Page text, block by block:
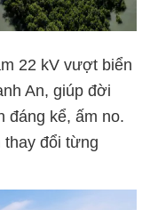
22 kV vượt biển
An, giúp đời
đáng kể, ấm no.
thay đổi từng